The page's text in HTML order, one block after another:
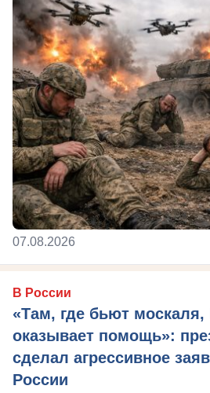
07.08.2026
В России
«Там, где бьют
оказывает помощь»:
сделал агрессивное
России